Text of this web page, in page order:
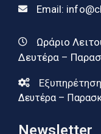
Email:
Ωράριο
Δευτέρα –
Δευτέρα –